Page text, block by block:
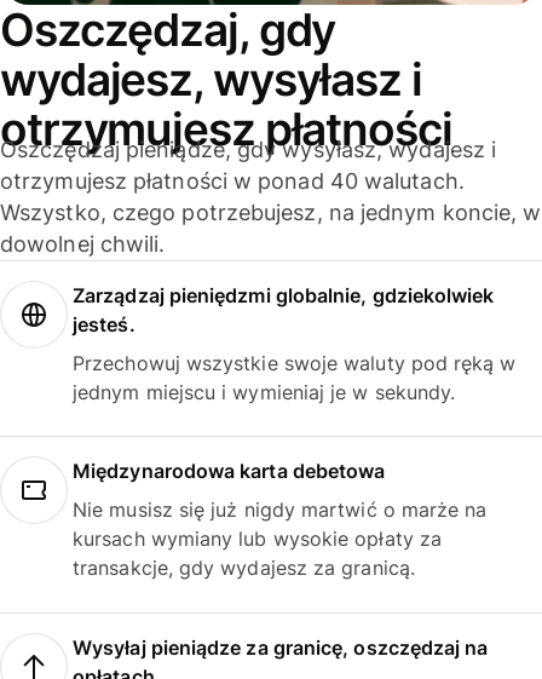
Oszczędzaj, gdy
wydajesz, wysyłasz i
otrzymujesz płatności
Oszczędzaj pieniądze, gdy wysyłasz, wydajesz i
otrzymujesz płatności w ponad 40 walutach.
Wszystko, czego potrzebujesz, na jednym koncie, w
dowolnej chwili.
Zarządzaj pieniędzmi globalnie, gdziekolwiek
jesteś.
Przechowuj wszystkie swoje waluty pod ręką w
jednym miejscu i wymieniaj je w sekundy.
Międzynarodowa karta debetowa
Nie musisz się już nigdy martwić o marże na
kursach wymiany lub wysokie opłaty za
transakcje, gdy wydajesz za granicą.
Wysyłaj pieniądze za granicę, oszczędzaj na